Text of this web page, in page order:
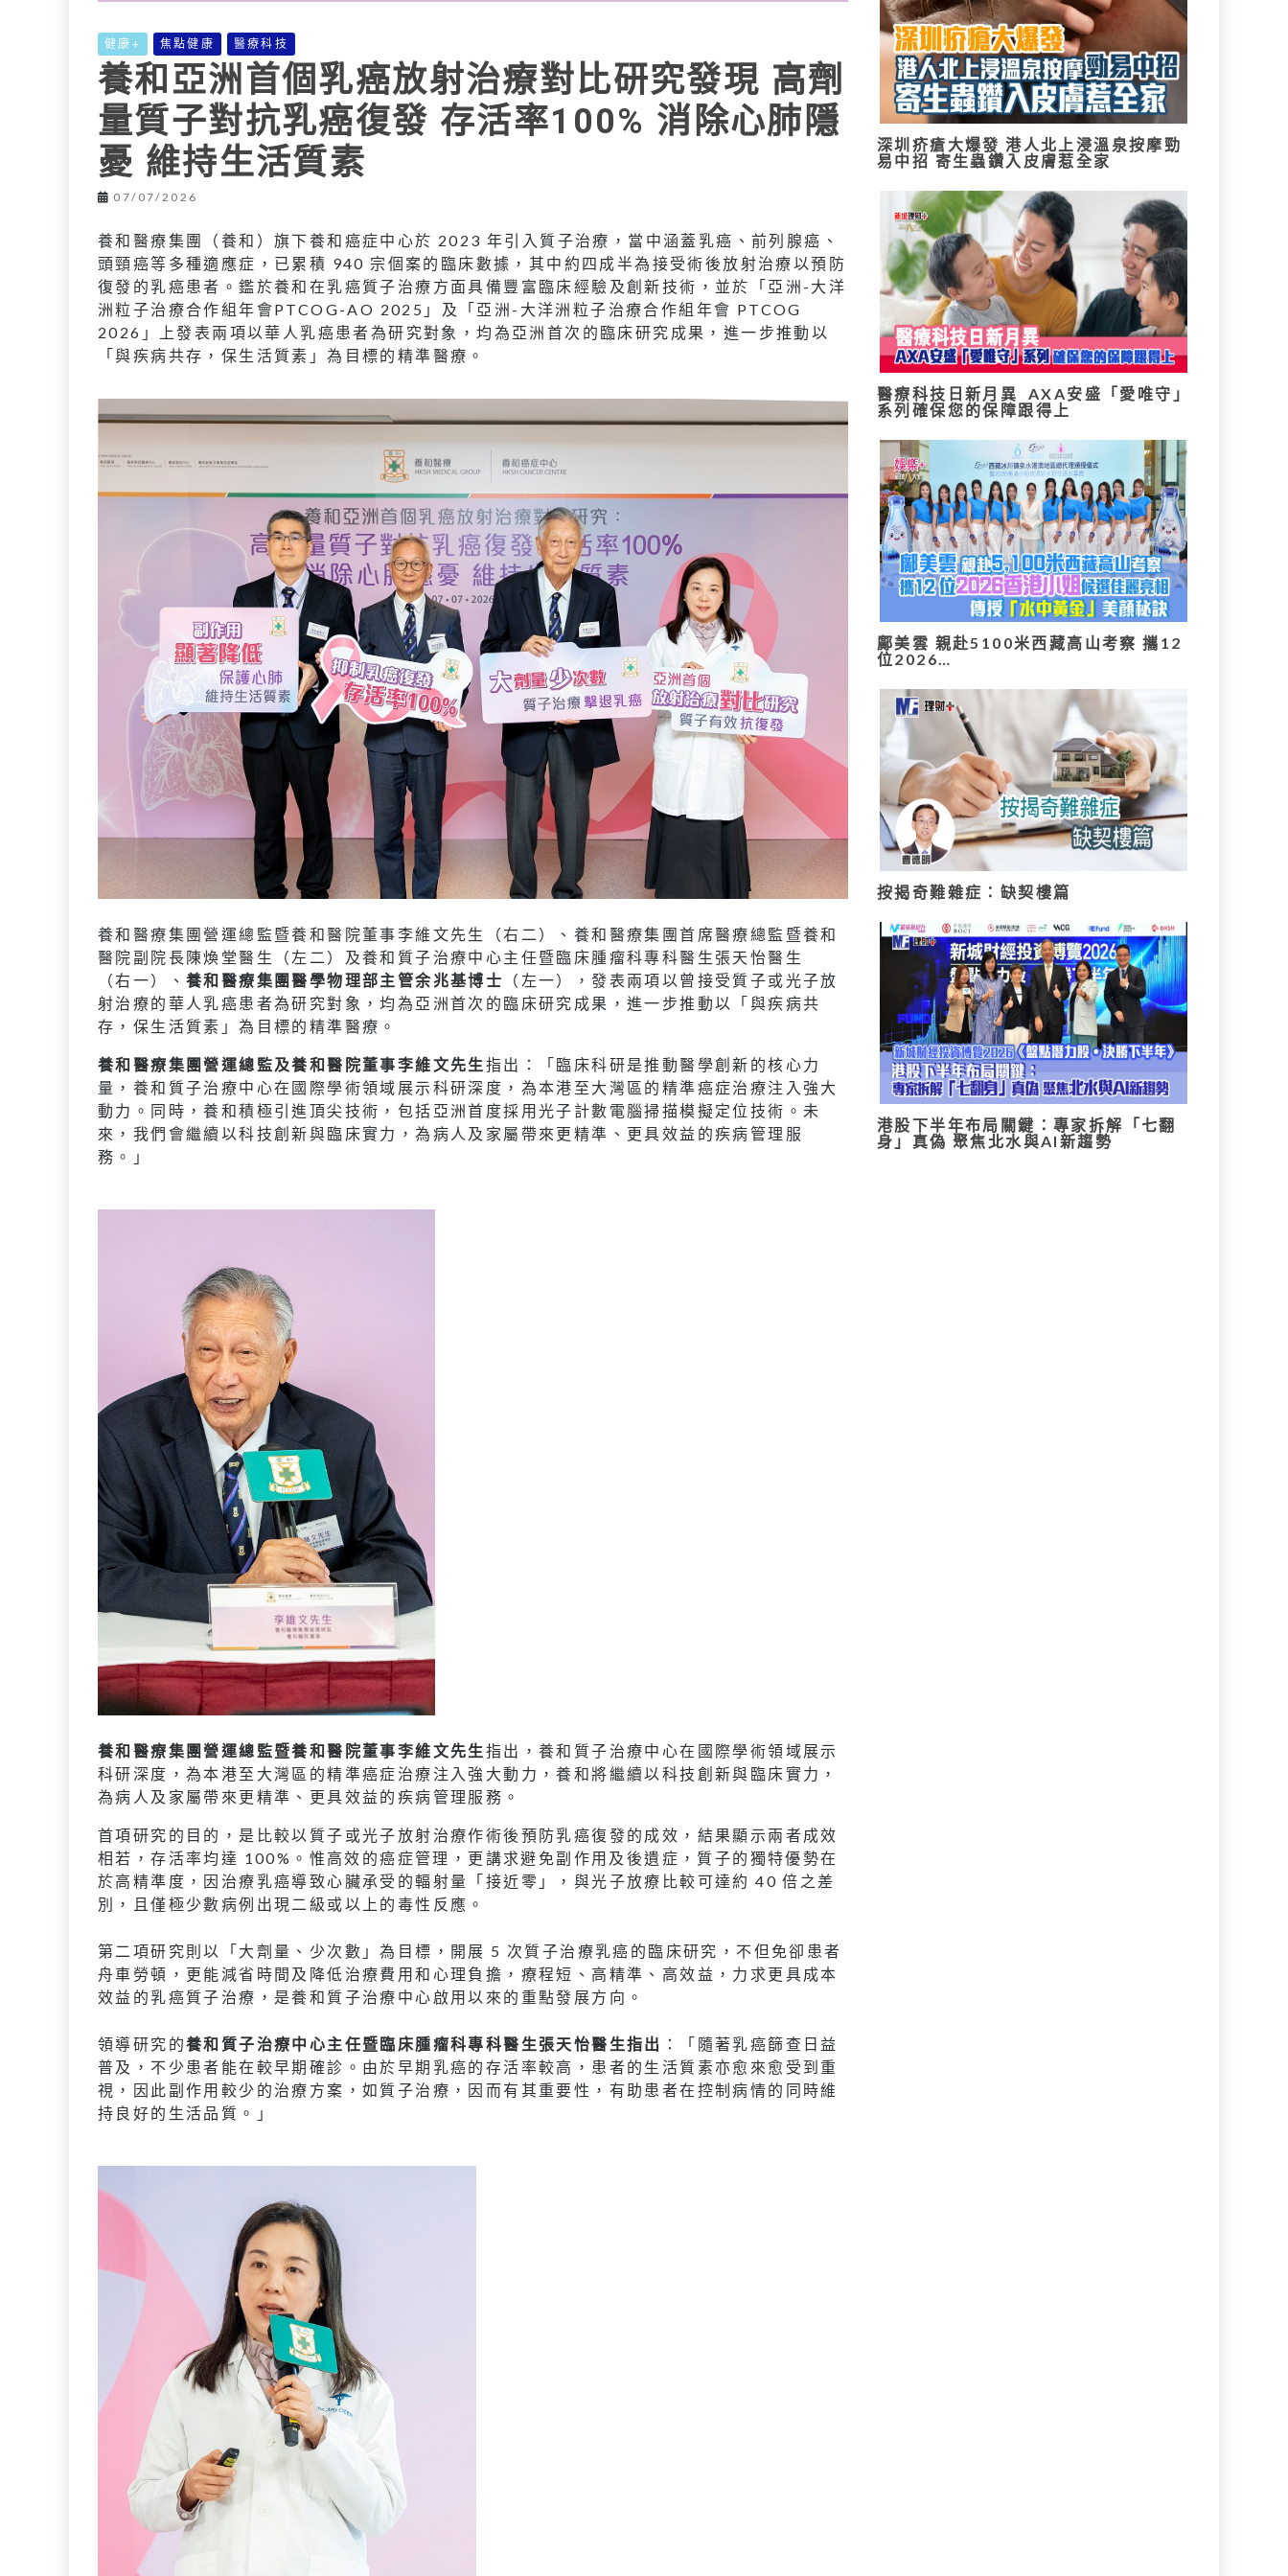
健康+ 焦點健康 醫療科技
養和亞洲首個乳癌放射治療對比研究發現 高劑
量質子對抗乳癌復發 存活率100% 消除心肺隱
憂 維持生活質素
07/07/2026
養和醫療集團（養和）旗下養和癌症中心於 2023 年引入質子治療，當中涵蓋乳癌、前列腺癌、
頭頸癌等多種適應症，已累積 940 宗個案的臨床數據，其中約四成半為接受術後放射治療以預防
復發的乳癌患者。鑑於養和在乳癌質子治療方面具備豐富臨床經驗及創新技術，並於「亞洲-大洋
洲粒子治療合作組年會PTCOG-AO 2025」及「亞洲-大洋洲粒子治療合作組年會 PTCOG
2026」上發表兩項以華人乳癌患者為研究對象，均為亞洲首次的臨床研究成果，進一步推動以
「與疾病共存，保生活質素」為目標的精準醫療。
養和醫療集團營運總監暨養和醫院董事李維文先生（右二）、養和醫療集團首席醫療總監暨養和
醫院副院長陳煥堂醫生（左二）及養和質子治療中心主任暨臨床腫瘤科專科醫生張天怡醫生
（右一）、 養和醫療集團醫學物理部主管余兆基博士
（左一），發表兩項以曾接受質子或光子放
射治療的華人乳癌患者為研究對象，均為亞洲首次的臨床研究成果，進一步推動以「與疾病共
存，保生活質素」為目標的精準醫療。
養和醫療集團營運總監及養和醫院董事李維文先生 指出：「臨床科研是推動醫學創新的核心力
量，養和質子治療中心在國際學術領域展示科研深度，為本港至大灣區的精準癌症治療注入強大
動力。同時，養和積極引進頂尖技術，包括亞洲首度採用光子計數電腦掃描模擬定位技術。未
來，我們會繼續以科技創新與臨床實力，為病人及家屬帶來更精準、更具效益的疾病管理服
務。」
養和醫療集團營運總監暨養和醫院董事李維文先生 指出，養和質子治療中心在國際學術領域展示
科研深度，為本港至大灣區的精準癌症治療注入強大動力，養和將繼續以科技創新與臨床實力，
為病人及家屬帶來更精準、更具效益的疾病管理服務。
首項研究的目的，是比較以質子或光子放射治療作術後預防乳癌復發的成效，結果顯示兩者成效
相若，存活率均達 100%。惟高效的癌症管理，更講求避免副作用及後遺症，質子的獨特優勢在
於高精準度，因治療乳癌導致心臟承受的輻射量「接近零」，與光子放療比較可達約 40 倍之差
別，且僅極少數病例出現二級或以上的毒性反應。
第二項研究則以「大劑量、少次數」為目標，開展 5 次質子治療乳癌的臨床研究，不但免卻患者
舟車勞頓，更能減省時間及降低治療費用和心理負擔，療程短、高精準、高效益，力求更具成本
效益的乳癌質子治療，是養和質子治療中心啟用以來的重點發展方向。
領導研究的養和質子治療中心主任暨臨床腫瘤科專科醫生張天怡醫生指出 ：「隨著乳癌篩查日益
普及，不少患者能在較早期確診。由於早期乳癌的存活率較高，患者的生活質素亦愈來愈受到重
視，因此副作用較少的治療方案，如質子治療，因而有其重要性，有助患者在控制病情的同時維
持良好的生活品質。」
深圳疥瘡大爆發 港人北上浸溫泉按摩勁
易中招 寄生蟲鑽入皮膚惹全家
醫療科技日新月異 AXA安盛「愛唯守」
系列確保您的保障跟得上
鄺美雲 親赴5100米西藏高山考察 攜12
位2026…
按揭奇難雜症：缺契樓篇
港股下半年布局關鍵：專家拆解「七翻
身」真偽 聚焦北水與AI新趨勢